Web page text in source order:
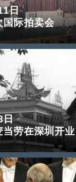
日
国际拍卖会
日
当劳在深圳开业